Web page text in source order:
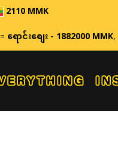
2110 MMK
=ရောင်းစျေး - 1882000 MMK,